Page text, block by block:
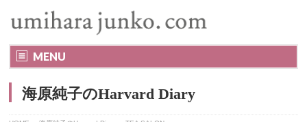
MENU
海原純子のHarvard Diary